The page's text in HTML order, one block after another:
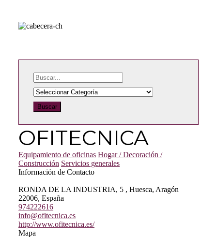
Buscar
OFITECNICA
Equipamiento de oficinas Hogar / Decoración /
Construcción Servicios generales
Información de Contacto
RONDA DE LA INDUSTRIA, 5 , Huesca, Aragón
22006, España
974222616
info@ofitecnica.es
http://www.ofitecnica.es/
Mapa